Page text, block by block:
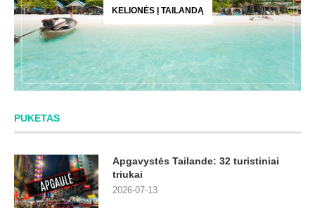
KELIONĖS Į TAILANDĄ
PUKETAS
Apgavystės Tailande: 32 turistiniai
triukai
2026-07-13